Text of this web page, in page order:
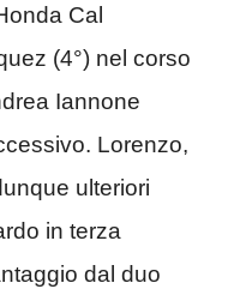
Cal
(4°) nel corso
Iannone
Lorenzo,
ulteriori
in terza
dal duo